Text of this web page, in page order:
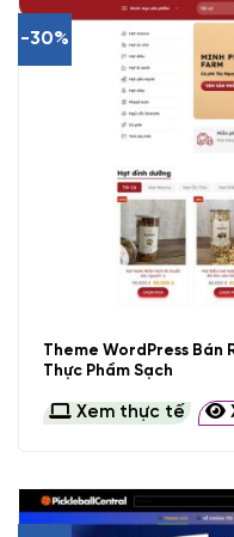
-30%
Theme WordPress Bán
Thực Phẩm Sạch
Xem thực tế